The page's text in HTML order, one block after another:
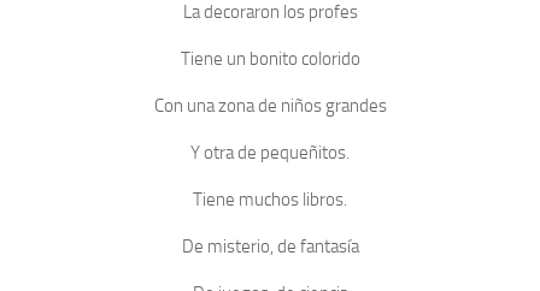
La decoraron los profes
Tiene un bonito colorido
Con una zona de niños grandes
Y otra de pequeñitos.
Tiene muchos libros.
De misterio, de fantasía